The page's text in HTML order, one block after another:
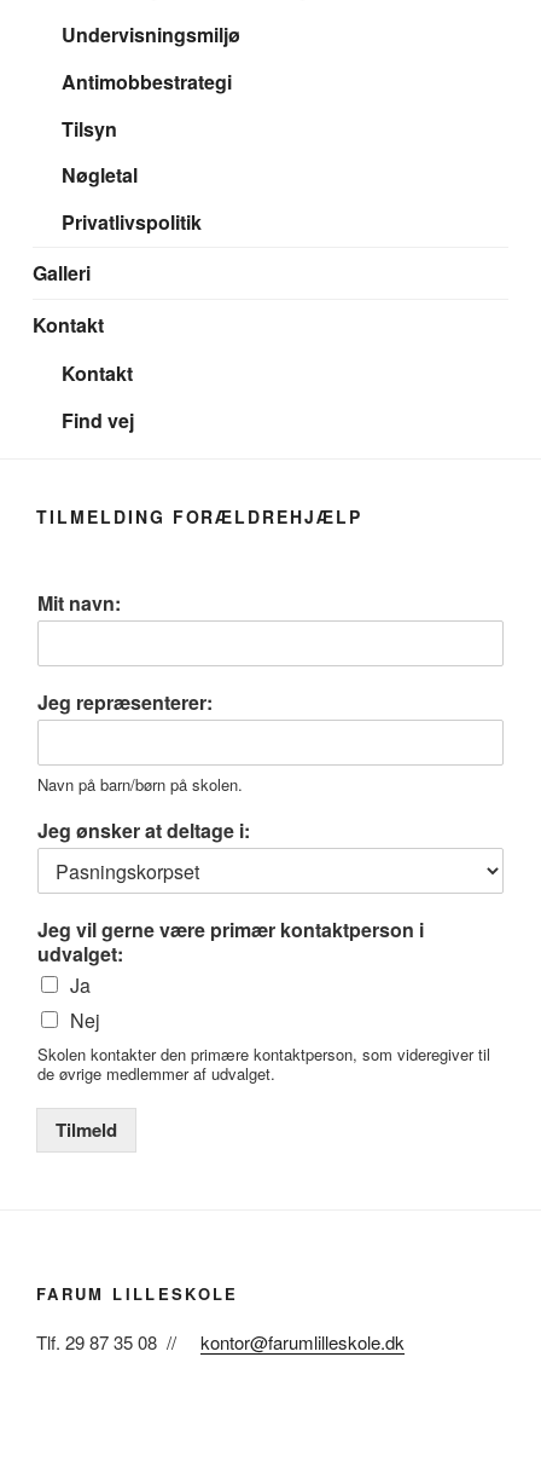
Undervisningsmiljø
Antimobbestrategi
Tilsyn
Nøgletal
Privatlivspolitik
Galleri
Kontakt
Kontakt
Find vej
TILMELDING FORÆLDREHJÆLP
Mit navn:
Jeg repræsenterer:
Navn på barn/børn på skolen.
Jeg ønsker at deltage i:
Jeg vil gerne være primær kontaktperson i
udvalget:
Ja
Nej
Skolen kontakter den primære kontaktperson, som videregiver til
de øvrige medlemmer af udvalget.
Tilmeld
FARUM LILLESKOLE
Tlf. 29 87 35 08 // kontor@farumlilleskole.dk